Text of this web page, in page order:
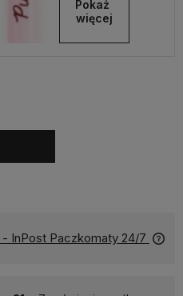
Pokaż
więcej
- InPost Paczkomaty 24/7